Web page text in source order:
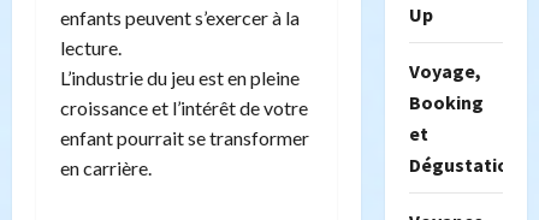
enfants peuvent s’exercer à la
lecture.
L’industrie du jeu est en pleine
croissance et l’intérêt de votre
enfant pourrait se transformer
en carrière.
Up
Voyage,
Booking
et
Dégustation